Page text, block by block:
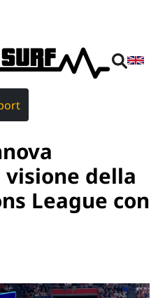
visione della
League con